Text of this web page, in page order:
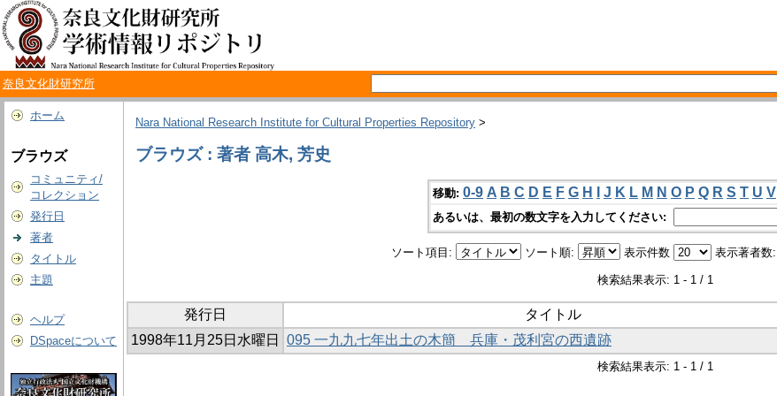
奈良文化財研究所
ホーム
ブラウズ
コミュニティ/
コレクション
発行日
著者
タイトル
主題
ヘルプ
DSpaceについて
Nara National Research Institute for Cultural Properties Repository >
ブラウズ : 著者 高木, 芳史
移動: 0-9 A B C D E F G H J K L M N O P Q R S T U V
あるいは、最初の数文字を入力してください:
ソート項目: ソート順: 表示件数 表示著者数:
検索結果表示: 1 - 1 / 1
発行日 タイトル
1998年11月25日水曜日
095 一九九七年出土の木簡 兵庫・茂利宮の西遺跡
検索結果表示: 1 - 1 / 1